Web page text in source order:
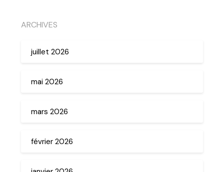
ARCHIVES
juillet 2026
mai 2026
mars 2026
février 2026